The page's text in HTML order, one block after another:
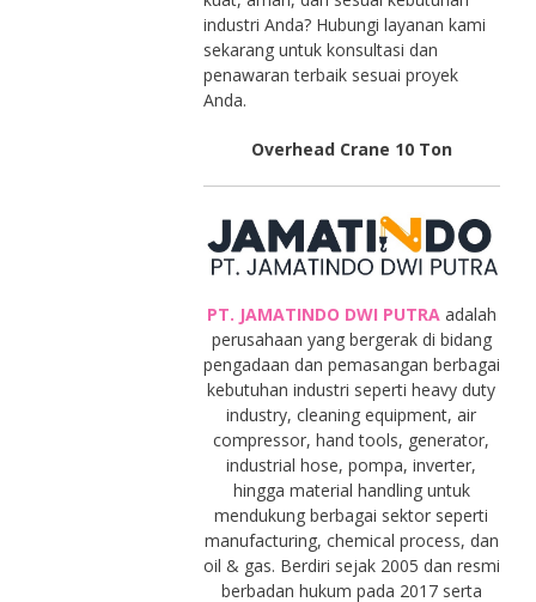
industri Anda? Hubungi layanan kami
sekarang untuk konsultasi dan
penawaran terbaik sesuai proyek
Anda.
Overhead Crane 10 Ton
PT. JAMATINDO DWI PUTRA adalah
perusahaan yang bergerak di bidang
pengadaan dan pemasangan berbagai
kebutuhan industri seperti heavy duty
industry, cleaning equipment, air
compressor, hand tools, generator,
industrial hose, pompa, inverter,
hingga material handling untuk
mendukung berbagai sektor seperti
manufacturing, chemical process, dan
oil & gas. Berdiri sejak 2005 dan resmi
berbadan hukum pada 2017 serta